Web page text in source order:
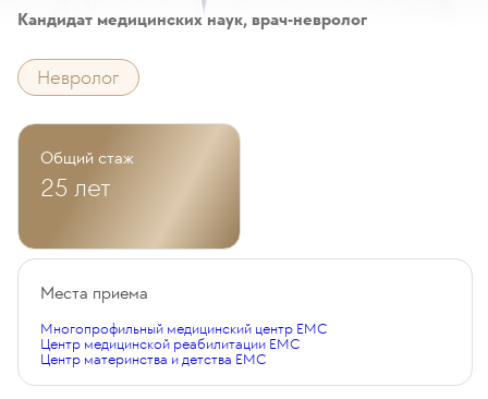
Кандидат медицинских наук, врач-невролог
Невролог
Общий стаж
25 лет
Места приема
Многопрофильный медицинский центр EMC
Центр медицинской реабилитации EMC
Центр материнства и детства EMC